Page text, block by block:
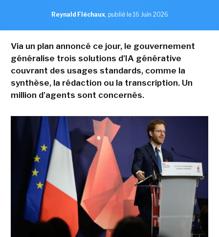
Reynald Fléchaux, publié le 16 Juin 2026
Via un plan annoncé ce jour, le gouvernement
généralise trois solutions d'IA générative
couvrant des usages standards, comme la
synthèse, la rédaction ou la transcription. Un
million d'agents sont concernés.